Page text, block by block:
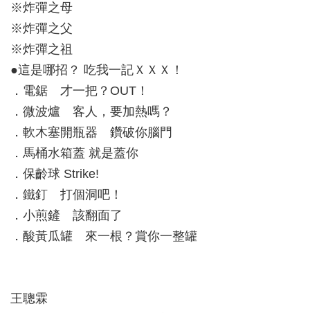
※炸彈之母
※炸彈之父
※炸彈之祖
●這是哪招？ 吃我一記ＸＸＸ！
．電鋸 才一把？OUT！
．微波爐 客人，要加熱嗎？
．軟木塞開瓶器 鑽破你腦門
．馬桶水箱蓋 就是蓋你
．保齡球 Strike!
．鐵釘 打個洞吧！
．小煎鏟 該翻面了
．酸黃瓜罐 來一根？賞你一整罐
王聰霖